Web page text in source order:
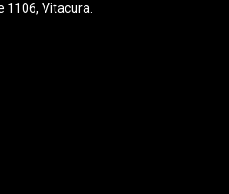
1106, Vitacura.